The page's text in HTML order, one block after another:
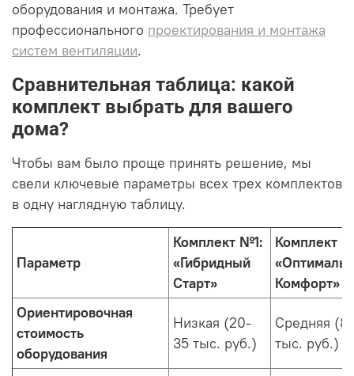
оборудования и монтажа. Требует
профессионального проектирования и монтажа
систем вентиляции.
Сравнительная таблица: какой
комплект выбрать для вашего
дома?
Чтобы вам было проще принять решение, мы
свели ключевые параметры всех трех комплектов
в одну наглядную таблицу.
Параметр
Комплект №1:
«Гибридный
Старт»
Комплект
Комфорт»
Ориентировочная
стоимость
оборудования
Низкая (20-
35 тыс. руб.)
Средняя
тыс. руб.)